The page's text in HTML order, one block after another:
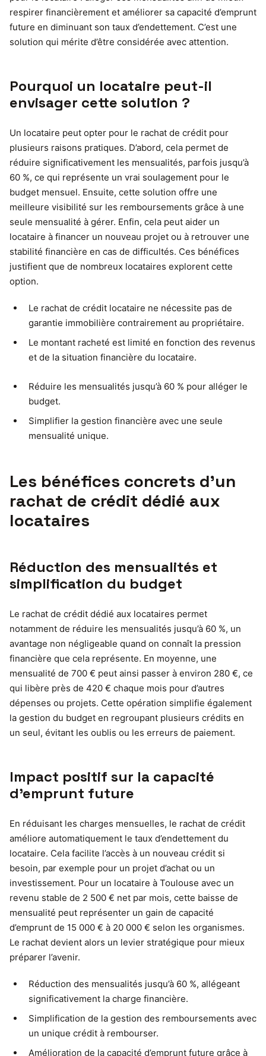
respirer financièrement et améliorer sa capacité d’emprunt
future en diminuant son taux d’endettement. C’est une
solution qui mérite d’être considérée avec attention.
Pourquoi un locataire peut-il
envisager cette solution ?
Un locataire peut opter pour le rachat de crédit pour
plusieurs raisons pratiques. D’abord, cela permet de
réduire significativement les mensualités, parfois jusqu’à
60 %, ce qui représente un vrai soulagement pour le
budget mensuel. Ensuite, cette solution offre une
meilleure visibilité sur les remboursements grâce à une
seule mensualité à gérer. Enfin, cela peut aider un
locataire à financer un nouveau projet ou à retrouver une
stabilité financière en cas de difficultés. Ces bénéfices
justifient que de nombreux locataires explorent cette
option.
Le rachat de crédit locataire ne nécessite pas de
garantie immobilière contrairement au propriétaire.
Le montant racheté est limité en fonction des revenus
et de la situation financière du locataire.
Réduire les mensualités jusqu’à 60 % pour alléger le
budget.
Simplifier la gestion financière avec une seule
mensualité unique.
Les bénéfices concrets d’un
rachat de crédit dédié aux
locataires
Réduction des mensualités et
simplification du budget
Le rachat de crédit dédié aux locataires permet
notamment de réduire les mensualités jusqu’à 60 %, un
avantage non négligeable quand on connaît la pression
financière que cela représente. En moyenne, une
mensualité de 700 € peut ainsi passer à environ 280 €, ce
qui libère près de 420 € chaque mois pour d’autres
dépenses ou projets. Cette opération simplifie également
la gestion du budget en regroupant plusieurs crédits en
un seul, évitant les oublis ou les erreurs de paiement.
Impact positif sur la capacité
d’emprunt future
En réduisant les charges mensuelles, le rachat de crédit
améliore automatiquement le taux d’endettement du
locataire. Cela facilite l’accès à un nouveau crédit si
besoin, par exemple pour un projet d’achat ou un
investissement. Pour un locataire à Toulouse avec un
revenu stable de 2 500 € net par mois, cette baisse de
mensualité peut représenter un gain de capacité
d’emprunt de 15 000 € à 20 000 € selon les organismes.
Le rachat devient alors un levier stratégique pour mieux
préparer l’avenir.
Réduction des mensualités jusqu’à 60 %, allégeant
significativement la charge financière.
Simplification de la gestion des remboursements avec
un unique crédit à rembourser.
Amélioration de la capacité d’emprunt future grâce à